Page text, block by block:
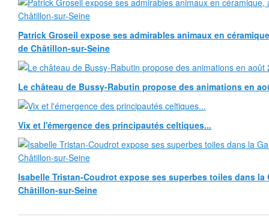
Patrick Groseil expose ses admirables animaux en
de Châtillon-sur-Seine
Le château de Bussy-Rabutin propose des animations en
Vix et l'émergence des principautés celtiques...
Isabelle Tristan-Coudrot expose ses superbes toiles dans la
Châtillon-sur-Seine